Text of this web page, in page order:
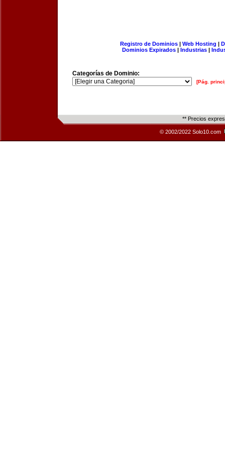
Registro de Dominios| Web Hosting |
Dominios Expirados | Industrias |
Categorías de Dominio:
[Pág.
** Precios
© 2002/2022 Solo10.com